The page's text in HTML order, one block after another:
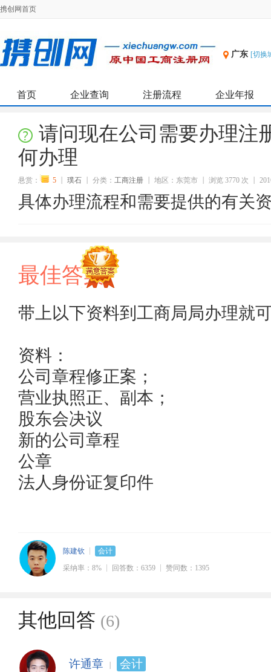
携创网首页
广东 [切换
首页 企业查询 注册流程 企业年报
请问现在公司需要办理注
何办理
悬赏： 5 璞石 分类： 工商注册 地区：东莞市 浏览 3770 次
具体办理流程和需要提供的有关
最佳答案
带上以下资料到工商局局办理就
资料：
公司章程修正案；
营业执照正、副本；
股东会决议
新的公司章程
公章
法人身份证复印件
陈建钦
会计
采纳率：8%
回答数：6359 赞同数：1395
其他回答 (6)
许通章 会计